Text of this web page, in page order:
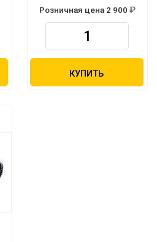
Розничная цена 2 900
КУПИТЬ